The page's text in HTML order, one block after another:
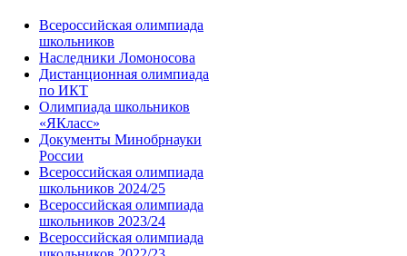
Всероссийская олимпиада
школьников
Наследники Ломоносова
Дистанционная олимпиада
по ИКТ
Олимпиада школьников
«ЯКласс»
Документы Минобрнауки
России
Всероссийская олимпиада
школьников 2024/25
Всероссийская олимпиада
школьников 2023/24
Всероссийская олимпиада